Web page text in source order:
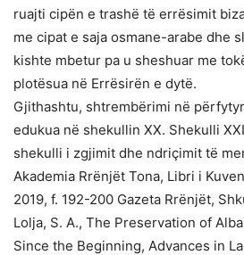
ruajti cipën e trashë të errësimit
me cipat e saja osmane-arabe dhe
kishte mbetur pa u sheshuar me
plotësua në Errësirën e dytë.
Gjithashtu, shtrembërimi në
edukua në shekullin XX. Shekulli
shekulli i zgjimit dhe ndriçimit të
Akademia Rrënjët Tona, Libri i
2019, f. 192-200 Gazeta Rrënjët,
Lolja, S. A., The Preservation of
Since the Beginning, Advances in